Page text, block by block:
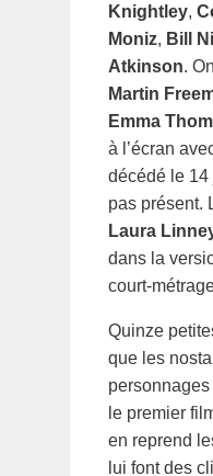
Knightley,
Moniz, Bill
Atkinson.
Martin
Emma
à l’écran
décédé le 14
pas présent.
Laura
dans la
court-
Quinze
que les
le premier
en reprend
lui font des